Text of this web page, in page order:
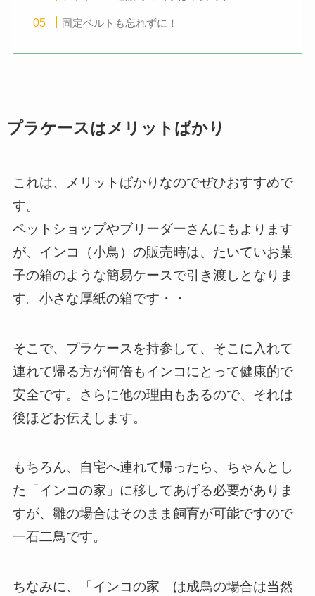
固定ベルトも忘れずに！
プラケースはメリットばかり
これは、メリットばかりなのでぜひおすすめで
す。
ペットショップやブリーダーさんにもよります
が、インコ（小鳥）の販売時は、たいていお菓
子の箱のような簡易ケースで引き渡しとなりま
す。小さな厚紙の箱です・・
そこで、プラケースを持参して、そこに入れて
連れて帰る方が何倍もインコにとって健康的で
安全です。さらに他の理由もあるので、それは
後ほどお伝えします。
もちろん、自宅へ連れて帰ったら、ちゃんとし
た「インコの家」に移してあげる必要がありま
すが、雛の場合はそのまま飼育が可能ですので
一石二鳥です。
ちなみに、「インコの家」は成鳥の場合は当然